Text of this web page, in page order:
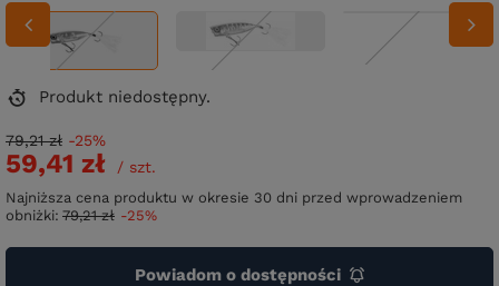
Produkt niedostępny
59,41 zł / szt.
Najniższa cena produktu w okresie 30 dni przed wprowadzeniem
obniżki: 79,21 zł -25%
79,21 zł -25%
Powiadom o dostępności